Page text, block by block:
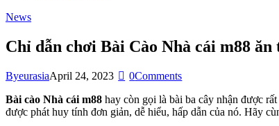
News
Chỉ dẫn chơi Bài Cào Nhà cái m88
ByeurasiaApril 24, 2023 0Comments
Bài cào Nhà cái m88 hay còn gọi là bài ba cây nhận được
được phát huy tính đơn giản, dễ hiểu, hấp dẫn của nó. Hãy